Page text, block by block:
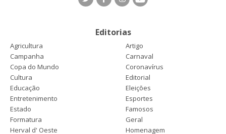
Editorias
Agricultura
Artigo
Campanha
Carnaval
Copa do Mundo
Coronavírus
Cultura
Editorial
Educação
Eleições
Entretenimento
Esportes
Estado
Famosos
Formatura
Geral
Herval d' Oeste
Homenagem